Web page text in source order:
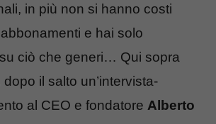
in più non si hanno costi
e hai solo
ciò che generi… Qui sopra
dopo il salto un’intervista-
al CEO e fondatore Alberto